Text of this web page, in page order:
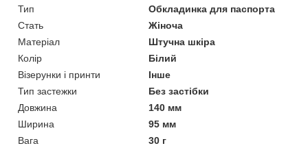
Тип
Обкладинка для паспорта
Стать
Жіноча
Матеріал
Штучна шкіра
Колір
Білий
Візерунки і принти
Інше
Тип застежки
Без застібки
Довжина
140 мм
Ширина
95 мм
Вага
30 г